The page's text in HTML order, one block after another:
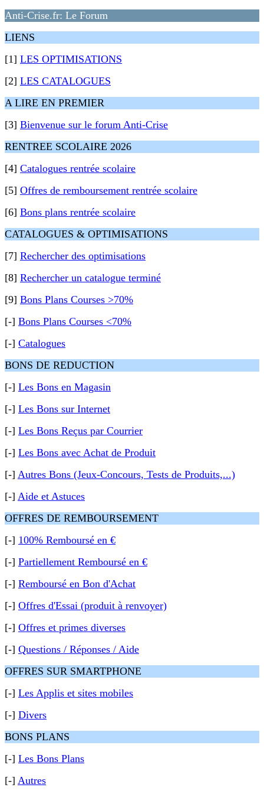
Anti-Crise.fr: Le Forum
LIENS
[1] LES OPTIMISATIONS
[2] LES CATALOGUES
A LIRE EN PREMIER
[3] Bienvenue sur le forum Anti-Crise
RENTREE SCOLAIRE 2026
[4] Catalogues rentrée scolaire
[5] Offres de remboursement rentrée scolaire
[6] Bons plans rentrée scolaire
CATALOGUES & OPTIMISATIONS
[7] Rechercher des optimisations
[8] Rechercher un catalogue terminé
[9] Bons Plans Courses >70%
[-] Bons Plans Courses <70%
[-] Catalogues
BONS DE REDUCTION
[-] Les Bons en Magasin
[-] Les Bons sur Internet
[-] Les Bons Reçus par Courrier
[-] Les Bons avec Achat de Produit
[-] Autres Bons (Jeux-Concours, Tests de Produits,...)
[-] Aide et Astuces
OFFRES DE REMBOURSEMENT
[-] 100% Remboursé en €
[-] Partiellement Remboursé en €
[-] Remboursé en Bon d'Achat
[-] Offres d'Essai (produit à renvoyer)
[-] Offres et primes diverses
[-] Questions / Réponses / Aide
OFFRES SUR SMARTPHONE
[-] Les Applis et sites mobiles
[-] Divers
BONS PLANS
[-] Les Bons Plans
[-] Autres